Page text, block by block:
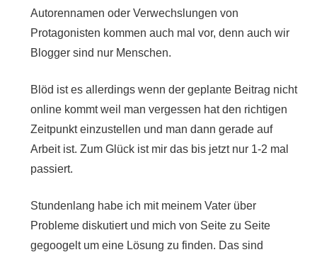
Autorennamen oder Verwechslungen von
Protagonisten kommen auch mal vor, denn auch wir
Blogger sind nur Menschen.
Blöd ist es allerdings wenn der geplante Beitrag nicht
online kommt weil man vergessen hat den richtigen
Zeitpunkt einzustellen und man dann gerade auf
Arbeit ist. Zum Glück ist mir das bis jetzt nur 1-2 mal
passiert.
Stundenlang habe ich mit meinem Vater über
Probleme diskutiert und mich von Seite zu Seite
gegoogelt um eine Lösung zu finden. Das sind